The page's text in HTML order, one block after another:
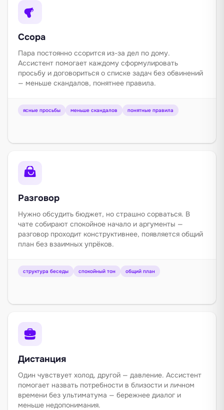
Ссора
Пара постоянно ссорится из-за дел по дому.
Ассистент помогает каждому сформулировать
просьбу и договориться о списке задач без обвинений
— меньше скандалов, понятнее правила.
ясные просьбы меньше скандалов понятные правила
Разговор
Нужно обсудить бюджет, но страшно сорваться. В
чате собирают спокойное начало и аргументы —
разговор проходит конструктивнее, появляется общий
план без взаимных упрёков.
структура беседы спокойный тон общий план
Дистанция
Один чувствует холод, другой — давление. Ассистент
помогает назвать потребности в близости и личном
времени без ультиматума — бережнее диалог и
меньше недопонимания.